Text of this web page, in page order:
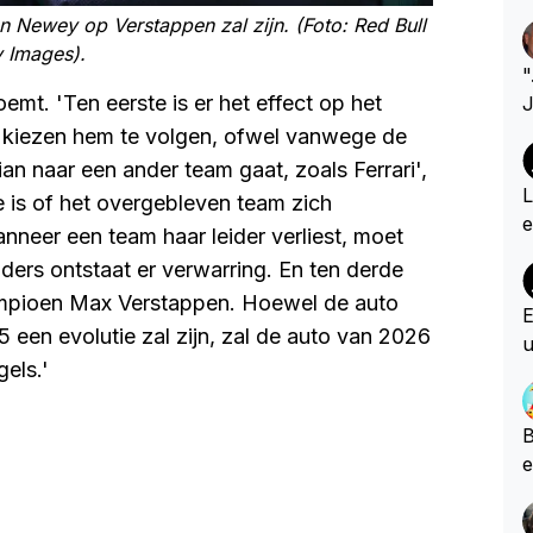
op Verstappen zal zijn. (Foto: Red Bull
Images).
'Ten eerste is er het effect op het
hem te volgen, ofwel vanwege de
naar een ander team gaat, zoals Ferrari',
of het overgebleven team zich
een team haar leider verliest, moet
ontstaat er verwarring. En ten derde
Max Verstappen. Hoewel de auto
evolutie zal zijn, zal de auto van 2026